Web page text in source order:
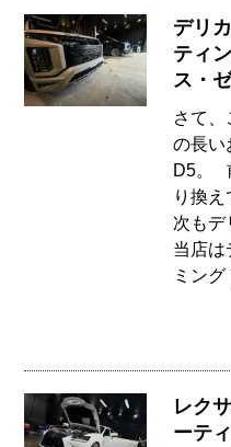
デリ
ティ
ス・
さて
の長い
D5。
り換
次もデ
当店は
ミン
レク
ーテ